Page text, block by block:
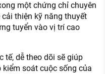
một chứng chỉ chuyên
thiện kỹ năng thuyết
tuyển vào vị trí cao
tế, dễ theo dõi sẽ giúp
soát cuộc sống của